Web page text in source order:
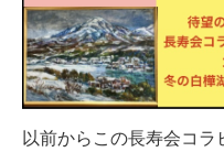
以前からこの長寿会コ